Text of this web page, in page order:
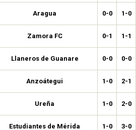
Aragua 0-0 1-0
Zamora FC 0-1 1-1
Llaneros de Guanare 0-0 0-0
Anzoátegui 1-0 2-1
Ureña 1-0 2-0
Estudiantes de Mérida 1-0 3-0